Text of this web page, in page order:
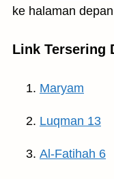
ke halaman
Link Tersering
Maryam
Luqman 13
Al-Fatihah 6